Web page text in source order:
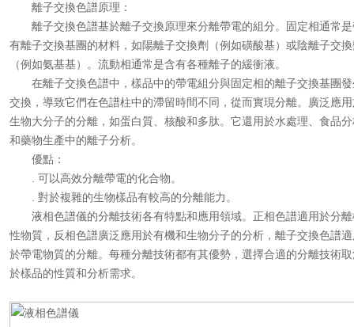
離子交換色譜原理：
離子交換色譜基於離子交換原理來分離帶電的組分。固定相通常是
有離子交換基團的材料，如陽離子交換劑（例如磺酸基）或陰離子交
（例如氨基基）。流動相通常是含有各種離子的緩衝液。
在離子交換色譜中，樣品中的帶電組分與固定相的離子交換基團發
交換，導致它們在色譜柱中的滯留時間不同，從而實現分離。廣泛應
生物大分子的分離，如蛋白質、核酸和多肽。它還用於水處理、食品
和藥物生產中的離子分析。
優點：
. 可以高效分離帶電的化合物。
. 對於複雜的生物樣品有較高的分離能力。
液相色譜儀的分離技術各有特點和應用領域。正相色譜適用於分離
性物質，反相色譜廣泛應用於有機和生物分子的分析，離子交換色譜
於帶電物質的分離。每種分離技術都有其優勢，選擇合適的分離技術
於樣品的性質和分析需求。